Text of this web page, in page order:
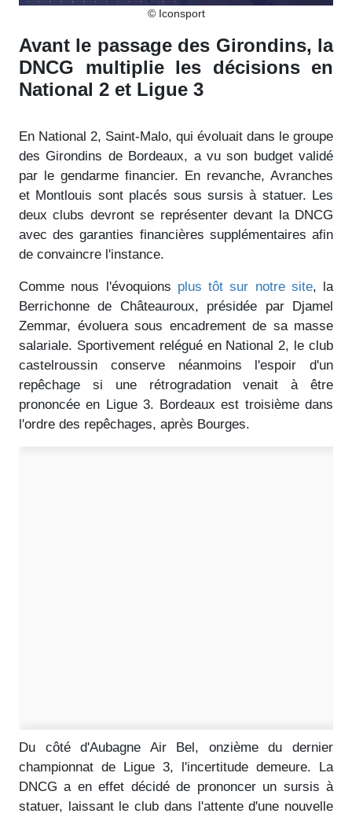
© Iconsport
Avant le passage des Girondins, la
DNCG multiplie les décisions en
National 2 et Ligue 3
En National 2, Saint-Malo, qui évoluait dans le groupe
des Girondins de Bordeaux, a vu son budget validé
par le gendarme financier. En revanche, Avranches
et Montlouis sont placés sous sursis à statuer. Les
deux clubs devront se représenter devant la DNCG
avec des garanties financières supplémentaires afin
de convaincre l'instance.
Comme nous l'évoquions plus tôt sur notre site, la
Berrichonne de Châteauroux, présidée par Djamel
Zemmar, évoluera sous encadrement de sa masse
salariale. Sportivement relégué en National 2, le club
castelroussin conserve néanmoins l'espoir d'un
repêchage si une rétrogradation venait à être
prononcée en Ligue 3. Bordeaux est troisième dans
l'ordre des repêchages, après Bourges.
Du côté d'Aubagne Air Bel, onzième du dernier
championnat de Ligue 3, l'incertitude demeure. La
DNCG a en effet décidé de prononcer un sursis à
statuer, laissant le club dans l'attente d'une nouvelle